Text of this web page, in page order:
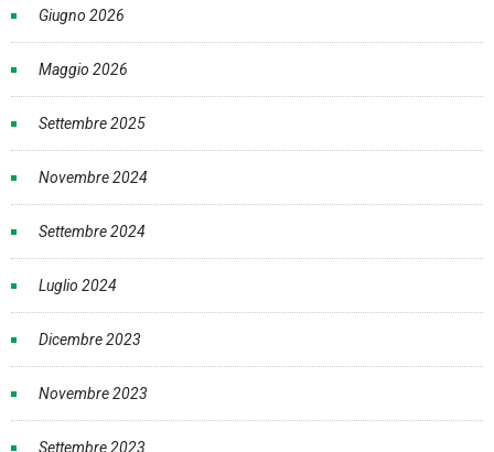
Giugno 2026
Maggio 2026
Settembre 2025
Novembre 2024
Settembre 2024
Luglio 2024
Dicembre 2023
Novembre 2023
Settembre 2023